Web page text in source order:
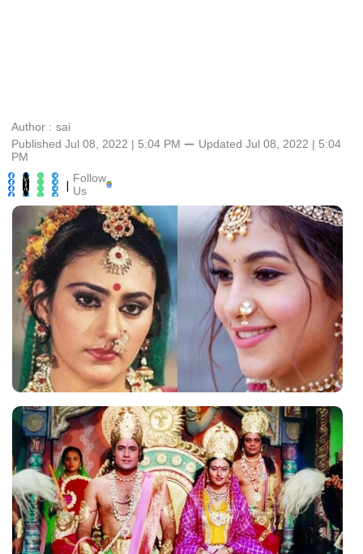
Author : sai
Published Jul 08, 2022 | 5:04 PM ⚊ Updated Jul 08, 2022 | 5:04
PM
| Follow
Us